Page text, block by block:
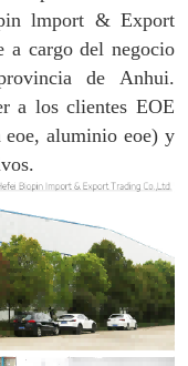
lmport & Export
a cargo del negocio
de Anhui.
a los clientes EOE
aluminio eoe) y